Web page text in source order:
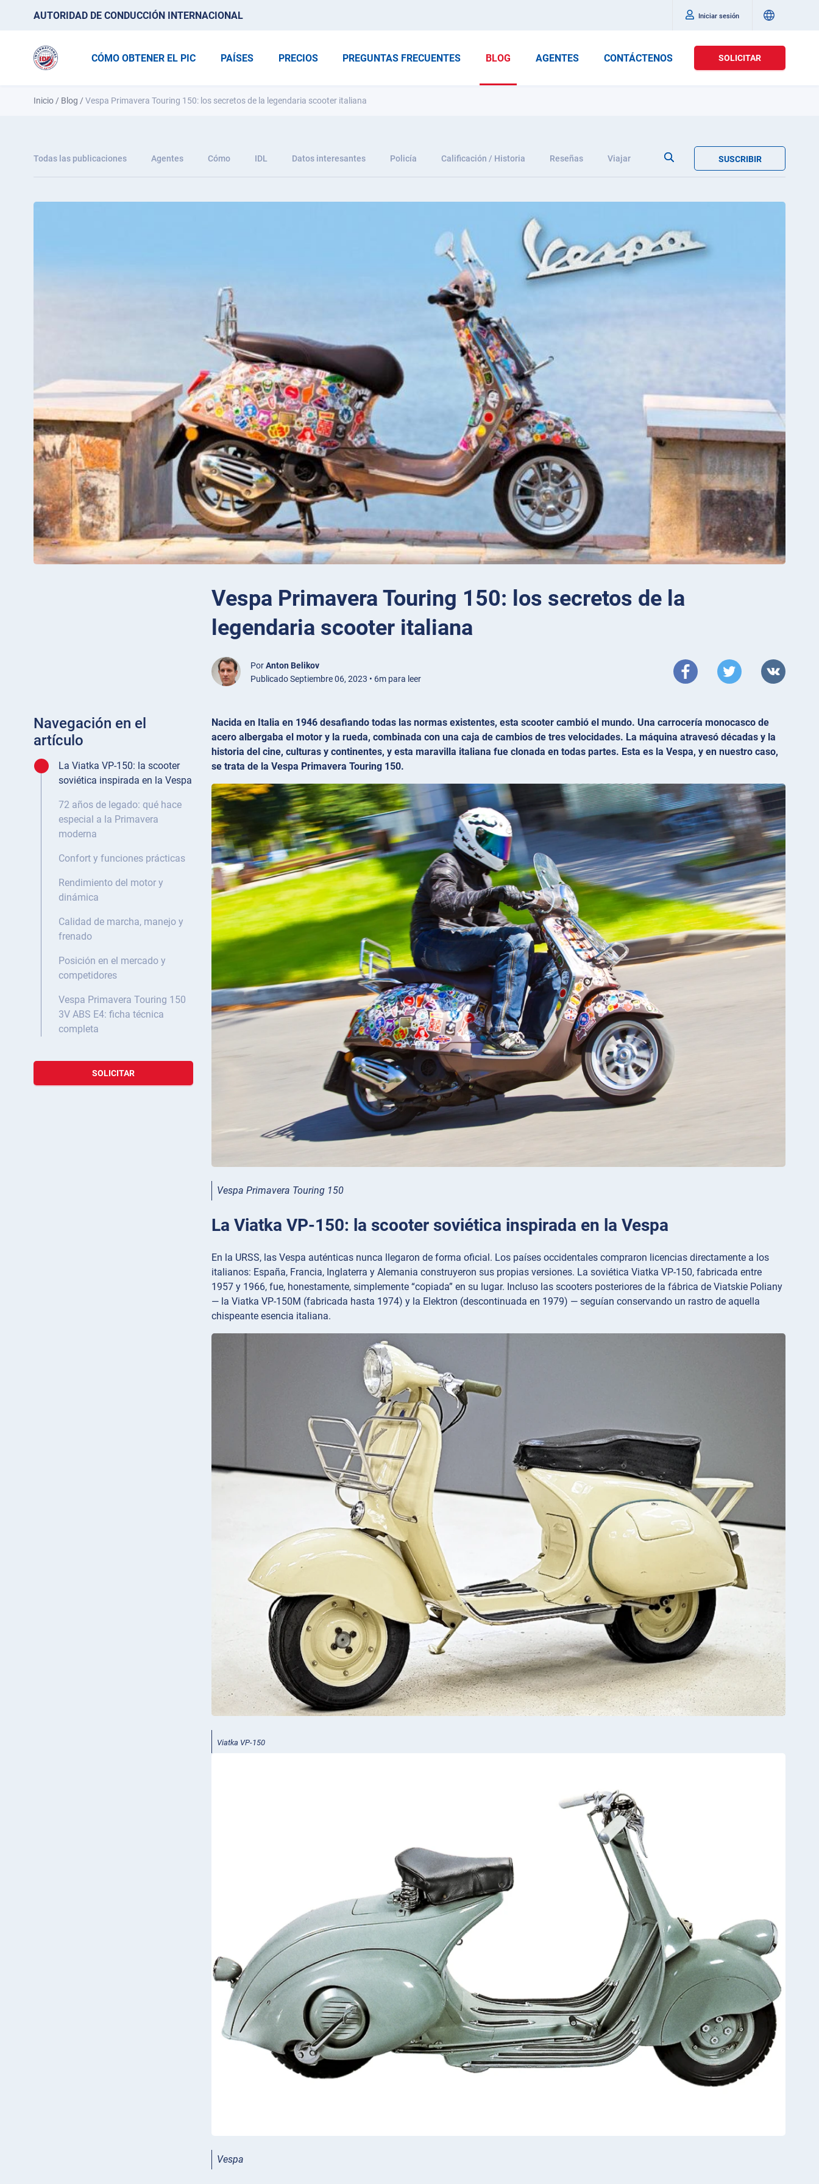
AUTORIDAD DE CONDUCCIÓN INTERNACIONAL Iniciar sesión
CÓMO OBTENER EL PIC PAÍSES PRECIOS PREGUNTAS FRECUENTES BLOG AGENTES CONTÁCTENOS SOLICITAR
Inicio / Blog /Vespa Primavera Touring 150: los secretos de la legendaria scooter italiana
Todas las publicaciones Agentes Cómo IDL Datos interesantes Policía Calificación / Historia Reseñas Viajar SUSCRIBIR
Vespa Primavera Touring 150: los secretos de la
legendaria scooter italiana
PorAnton Belikov
Publicado Septiembre 06, 2023 • 6m para leer
Navegación en el
artículo
La Viatka VP-150: la scooter
soviética inspirada en la Vespa
72 años de legado: qué hace
especial a la Primavera
moderna
Confort y funciones prácticas
Rendimiento del motor y
dinámica
Calidad de marcha, manejo y
frenado
Posición en el mercado y
competidores
Vespa Primavera Touring 150
3V ABS E4: ficha técnica
completa
SOLICITAR
Nacida en Italia en 1946 desafiando todas las normas existentes, esta scooter cambió el mundo. Una carrocería monocasco de
acero albergaba el motor y la rueda, combinada con una caja de cambios de tres velocidades. La máquina atravesó décadas y la
historia del cine, culturas y continentes, y esta maravilla italiana fue clonada en todas partes. Esta es la Vespa, y en nuestro caso,
se trata de la Vespa Primavera Touring 150.
Vespa Primavera Touring 150
La Viatka VP-150: la scooter soviética inspirada en la Vespa
En la URSS, las Vespa auténticas nunca llegaron de forma oficial. Los países occidentales compraron licencias directamente a los
italianos: España, Francia, Inglaterra y Alemania construyeron sus propias versiones. La soviética Viatka VP-150, fabricada entre
1957 y 1966, fue, honestamente, simplemente “copiada” en su lugar. Incluso las scooters posteriores de la fábrica de Viatskie Poliany
— la Viatka VP-150M (fabricada hasta 1974) y la Elektron (descontinuada en 1979) — seguían conservando un rastro de aquella
chispeante esencia italiana.
Viatka VP-150
Vespa